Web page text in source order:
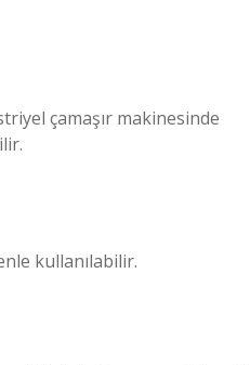
çamaşır makinesinde
kullanılabilir.